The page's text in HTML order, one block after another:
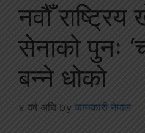
नवौँ
सेनाको पुनः
बन्ने धोको
४ वर्ष अघि by जानकारी नेपाल